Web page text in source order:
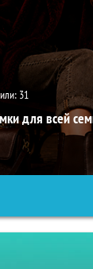
31
для всей